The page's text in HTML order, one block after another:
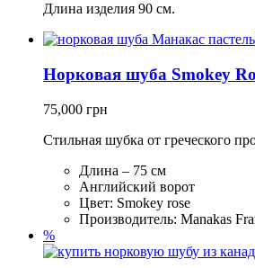
Длина изделия 90 см.
Норковая шуба Smokey
75,000 грн
Стильная шубка от греческого
Длина – 75 см
Английский ворот
Цвет: Smokey rose
Производитель: Manakas
%